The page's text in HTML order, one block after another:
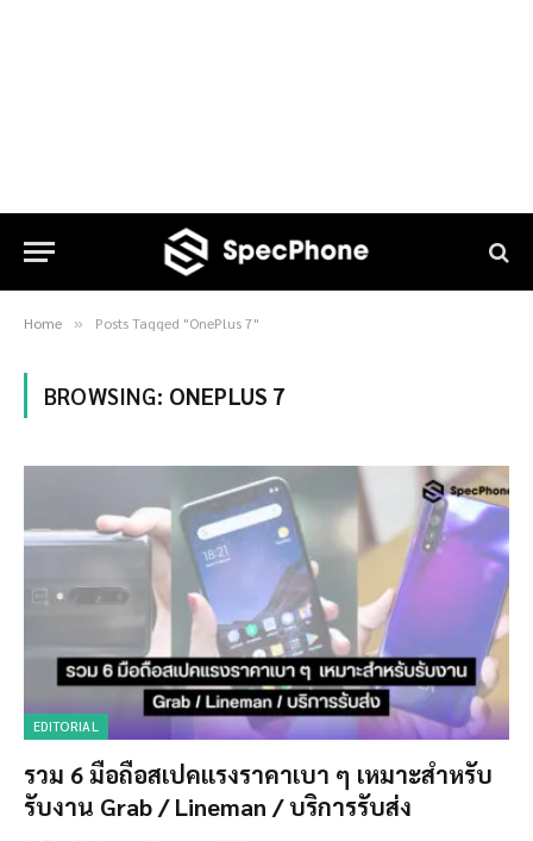
Home » Posts Tagged "OnePlus 7"
BROWSING: ONEPLUS 7
EDITORIAL
รวม 6 มือถือสเปคแรงราคาเบา ๆ เหมาะสำหรับ
รับงาน Grab / Lineman / บริการรับส่ง